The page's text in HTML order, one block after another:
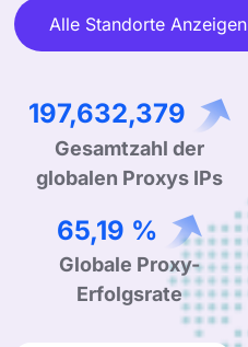
Alle Standorte Anzeigen
298,667,240
Gesamtzahl der
globalen Proxys IPs
99,90 %
Globale Proxy-
Erfolgsrate